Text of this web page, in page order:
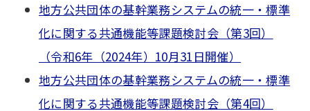
地方公共団体の基幹業務システムの統一・標準
化に関する共通機能等課題検討会（第3回）
（令和6年（2024年）10月31日開催）
地方公共団体の基幹業務システムの統一・標準
化に関する共通機能等課題検討会（第4回）